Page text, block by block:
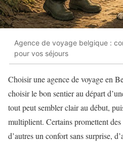
Agence de voyage belgique :
pour vos séjours
Choisir une agence de voyage en
choisir le bon sentier au départ
tout peut sembler clair au début,
multiplient. Certains promettent des
d’autres un confort sans surprise,